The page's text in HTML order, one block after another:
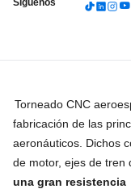
Síguenos
Torneado CNC
fabricación de las
aeronáuticos. Dichos
de motor, ejes de tren
una gran resistencia